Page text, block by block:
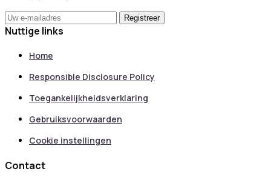
Nuttige links
Home
Responsible Disclosure Policy
Toegankelijkheidsverklaring
Gebruiksvoorwaarden
Cookie instellingen
Contact